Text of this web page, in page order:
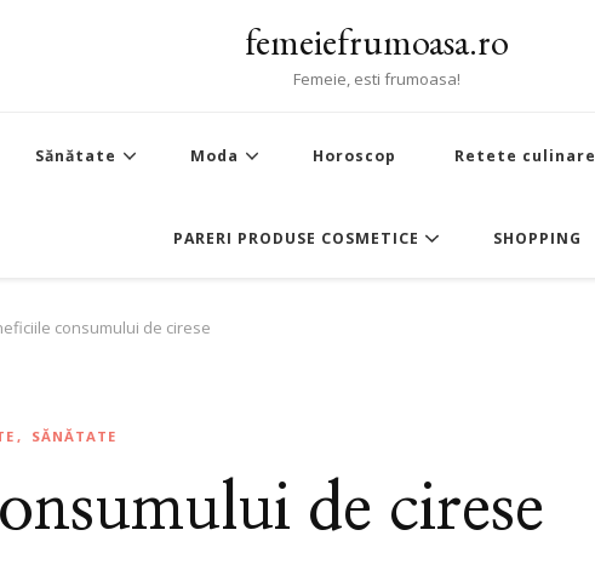
femeiefrumoasa.ro
Femeie, esti frumoasa!
Sănătate Moda Horoscop Retete culinare
PARERI PRODUSE COSMETICE SHOPPING
consumului de cirese
SĂNĂTATE
de cirese